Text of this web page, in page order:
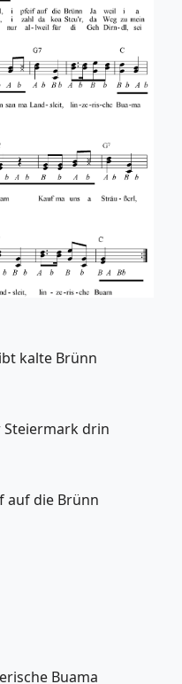
kalte Brünn
Steiermark drin
auf die Brünn
Buama